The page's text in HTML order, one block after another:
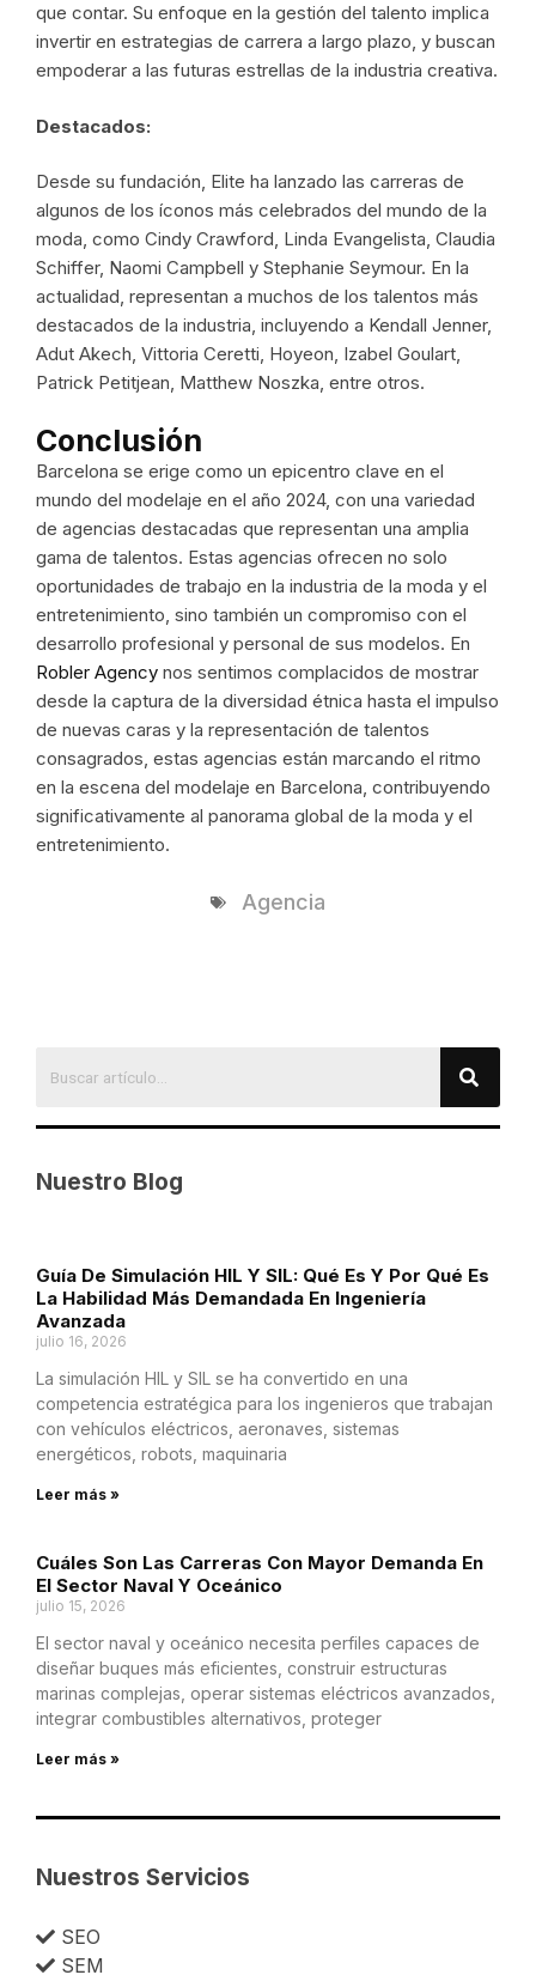
que contar. Su enfoque en la gestión del talento implica
invertir en estrategias de carrera a largo plazo, y buscan
empoderar a las futuras estrellas de la industria creativa.
Destacados:
Desde su fundación, Elite ha lanzado las carreras de
algunos de los íconos más celebrados del mundo de la
moda, como Cindy Crawford, Linda Evangelista, Claudia
Schiffer, Naomi Campbell y Stephanie Seymour. En la
actualidad, representan a muchos de los talentos más
destacados de la industria, incluyendo a Kendall Jenner,
Adut Akech, Vittoria Ceretti, Hoyeon, Izabel Goulart,
Patrick Petitjean, Matthew Noszka, entre otros.
Conclusión
Barcelona se erige como un epicentro clave en el
mundo del modelaje en el año 2024, con una variedad
de agencias destacadas que representan una amplia
gama de talentos. Estas agencias ofrecen no solo
oportunidades de trabajo en la industria de la moda y el
entretenimiento, sino también un compromiso con el
desarrollo profesional y personal de sus modelos. En
Robler Agency nos sentimos complacidos de mostrar
desde la captura de la diversidad étnica hasta el impulso
de nuevas caras y la representación de talentos
consagrados, estas agencias están marcando el ritmo
en la escena del modelaje en Barcelona, contribuyendo
significativamente al panorama global de la moda y el
entretenimiento.
Agencia
Nuestro Blog
Guía De Simulación HIL Y SIL: Qué Es Y Por Qué Es
La Habilidad Más Demandada En Ingeniería
Avanzada
julio 16, 2026
La simulación HIL y SIL se ha convertido en una
competencia estratégica para los ingenieros que trabajan
con vehículos eléctricos, aeronaves, sistemas
energéticos, robots, maquinaria
Leer más »
Cuáles Son Las Carreras Con Mayor Demanda En
El Sector Naval Y Oceánico
julio 15, 2026
El sector naval y oceánico necesita perfiles capaces de
diseñar buques más eficientes, construir estructuras
marinas complejas, operar sistemas eléctricos avanzados,
integrar combustibles alternativos, proteger
Leer más »
Nuestros Servicios
SEO
SEM